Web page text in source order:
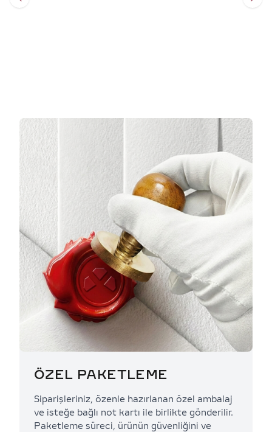
ÖZEL PAKETLEME
Siparişleriniz, özenle hazırlanan özel ambalaj
ve isteğe bağlı not kartı ile birlikte gönderilir.
Paketleme süreci, ürünün güvenliğini ve